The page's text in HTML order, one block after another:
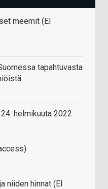
meemit (EI
tapahtuvasta
helmikuuta 2022
niiden hinnat (EI